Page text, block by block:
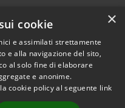
Copyright © 2026 • Comune di
Molinella • Powered by
×
cookie
e assimilati strettamente
e alla navigazione del sito,
al solo fine di elaborare
e anonime.
cookie policy al seguente link